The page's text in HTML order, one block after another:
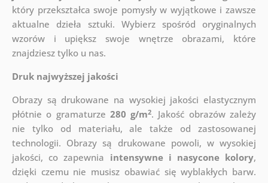
który przekształca swoje pomysły w wyjątkowe i zawsze
aktualne dzieła sztuki. Wybierz spośród oryginalnych
wzorów i upiększ swoje wnętrze obrazami, które
znajdziesz tylko u nas.
Druk najwyższej jakości
Obrazy są drukowane na wysokiej jakości elastycznym
płótnie o gramaturze 280 g/m2. Jakość obrazów zależy
nie tylko od materiału, ale także od zastosowanej
technologii. Obrazy są drukowane powoli, w wysokiej
jakości, co zapewnia intensywne i nasycone kolory,
dzięki czemu nie musisz obawiać się wyblakłych barw.